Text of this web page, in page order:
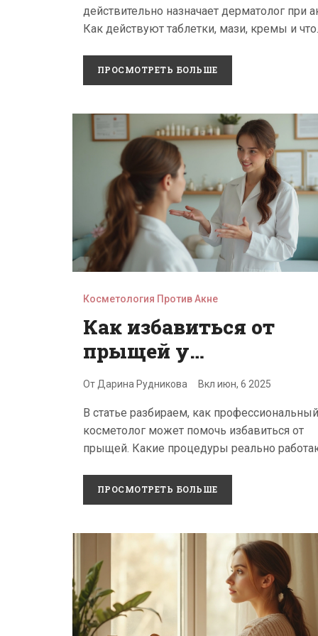
действительно назначает дерматолог при
Как действуют таблетки, мази, кремы и что
ПРОСМОТРЕТЬ БОЛЬШЕ
Косметология Против Акне
Как избавиться от
прыщей у
косметолога:
и секреты
От Дарина Рудникова Вкл июн, 6 2025
В статье разбираем, как профессиональный
косметолог может помочь избавиться от
прыщей. Какие процедуры реально
делают люди, надеясь на быстрый
эффективным и безопасным.
ПРОСМОТРЕТЬ БОЛЬШЕ